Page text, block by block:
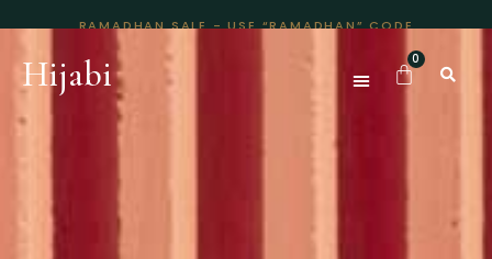
RAMADHAN SALE - USE “RAMADHAN” CODE
Hijabi